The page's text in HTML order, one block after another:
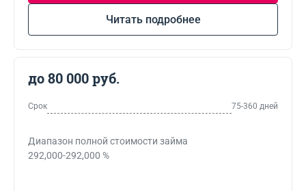
Читать подробнее
до 80 000 руб.
Срок 75-360 дней
Диапазон полной стоимости займа
292,000-292,000 %